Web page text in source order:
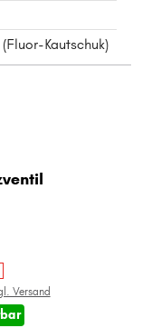
(Fluor-Kautschuk)
Versand